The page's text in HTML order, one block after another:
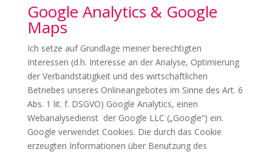
Google Analytics & Google
Maps
Ich setze auf Grundlage meiner berechtigten
Interessen (d.h. Interesse an der Analyse, Optimierung
der Verbandstätigkeit und des wirtschaftlichen
Betriebes unseres Onlineangebotes im Sinne des Art. 6
Abs. 1 lit. f. DSGVO) Google Analytics, einen
Webanalysedienst der Google LLC („Google“) ein.
Google verwendet Cookies. Die durch das Cookie
erzeugten Informationen über Benutzung des